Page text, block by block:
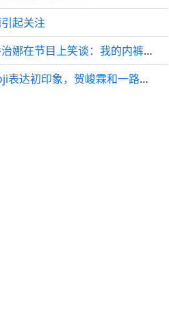
起关注
遭批低俗！乔治娜在节目上笑谈：我的内裤太紧了
贺峻霖用emoji表达初印象，贺峻霖和一路繁花官方一个比一个抽象…